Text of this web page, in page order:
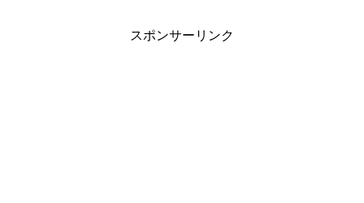
スポンサーリンク